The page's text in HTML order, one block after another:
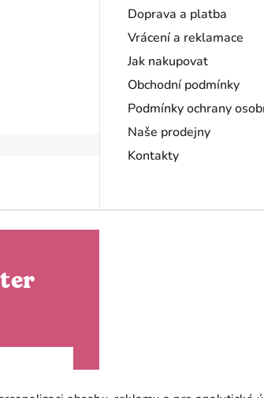
Doprava a platba
Vrácení a reklamace
Jak nakupovat
Obchodní podmínky
Podmínky ochrany
Naše prodejny
Kontakty